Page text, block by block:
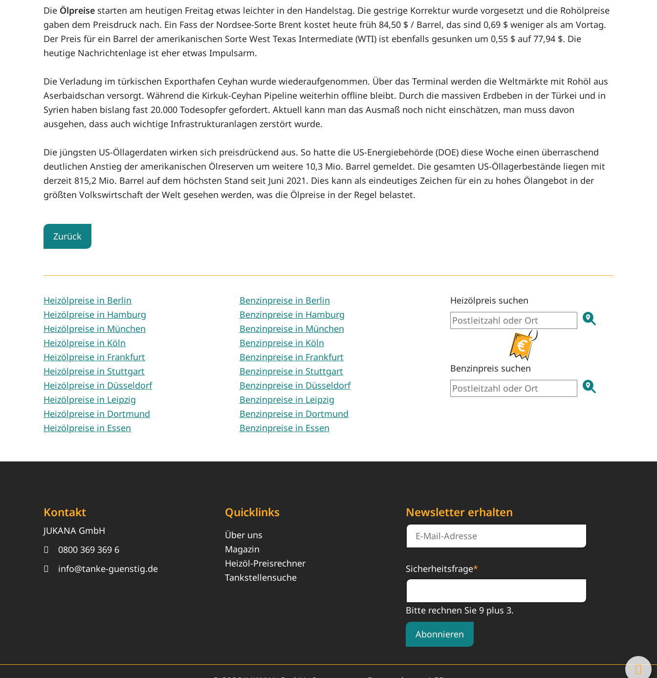
Die Ölpreise starten am heutigen Freitag etwas leichter in den Handelstag. Die gestrige Korrektur wurde vorgesetzt und die Rohölpreise
gaben dem Preisdruck nach. Ein Fass der Nordsee-Sorte Brent kostet heute früh 84,50 $ / Barrel, das sind 0,69 $ weniger als am Vortag.
Der Preis für ein Barrel der amerikanischen Sorte West Texas Intermediate (WTI) ist ebenfalls gesunken um 0,55 $ auf 77,94 $. Die
heutige Nachrichtenlage ist eher etwas Impulsarm.
Die Verladung im türkischen Exporthafen Ceyhan wurde wiederaufgenommen. Über das Terminal werden die Weltmärkte mit Rohöl aus
Aserbaidschan versorgt. Während die Kirkuk-Ceyhan Pipeline weiterhin offline bleibt. Durch die massiven Erdbeben in der Türkei und in
Syrien haben bislang fast 20.000 Todesopfer gefordert. Aktuell kann man das Ausmaß noch nicht einschätzen, man muss davon
ausgehen, dass auch wichtige Infrastrukturanlagen zerstört wurde.
Die jüngsten US-Öllagerdaten wirken sich preisdrückend aus. So hatte die US-Energiebehörde (DOE) diese Woche einen überraschend
deutlichen Anstieg der amerikanischen Ölreserven um weitere 10,3 Mio. Barrel gemeldet. Die gesamten US-Öllagerbestände liegen mit
derzeit 815,2 Mio. Barrel auf dem höchsten Stand seit Juni 2021. Dies kann als eindeutiges Zeichen für ein zu hohes Ölangebot in der
größten Volkswirtschaft der Welt gesehen werden, was die Ölpreise in der Regel belastet.
Zurück
Heizölpreise in Berlin
Heizölpreise in Hamburg
Heizölpreise in München
Heizölpreise in Köln
Heizölpreise in Frankfurt
Heizölpreise in Stuttgart
Heizölpreise in Düsseldorf
Heizölpreise in Leipzig
Heizölpreise in Dortmund
Heizölpreise in Essen
Benzinpreise in Berlin
Benzinpreise in Hamburg
Benzinpreise in München
Benzinpreise in Köln
Benzinpreise in Frankfurt
Benzinpreise in Stuttgart
Benzinpreise in Düsseldorf
Benzinpreise in Leipzig
Benzinpreise in Dortmund
Benzinpreise in Essen
Heizölpreis suchen
Benzinpreis suchen
Kontakt
JUKANA GmbH
0800 369 369 6
info@tanke-guenstig.de
Quicklinks
Über uns
Magazin
Heizöl-Preisrechner
Tankstellensuche
Newsletter erhalten
Sicherheitsfrage*
Bitte rechnen Sie 9 plus 3.
Abonnieren